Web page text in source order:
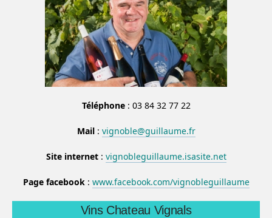
Téléphone: 03 84 32 77 22
Mail: vignoble@guillaume.fr
Site internet: vignobleguillaume.isasite.net
Page facebook: www.facebook.com/vignobleguillaume
Vins Chateau Vignals